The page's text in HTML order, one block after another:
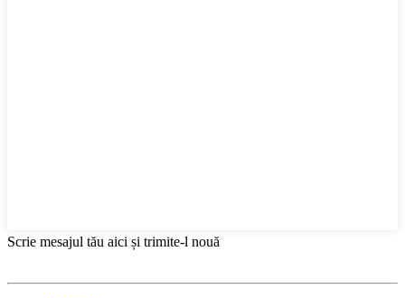
Scrie mesajul tău aici și trimite-l nouă